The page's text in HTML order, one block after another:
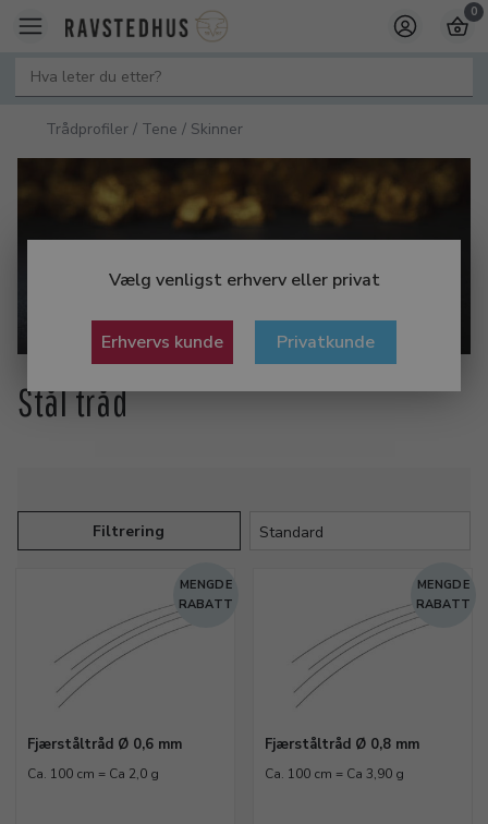
Vælg venligst erhverv eller privat
Erhvervs kunde Privatkunde
0
Trådprofiler / Tene / Skinner
Stål tråd
Filtrering
MENGDE
RABATT
Fjærståltråd Ø 0,6 mm
Ca. 100 cm = Ca 2,0 g
MENGDE
RABATT
Fjærståltråd Ø 0,8 mm
Ca. 100 cm = Ca 3,90 g